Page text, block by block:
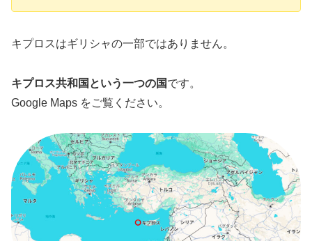
キプロスはギリシャの一部ではありません。
キプロス共和国という一つの国です。
Google Maps をご覧ください。